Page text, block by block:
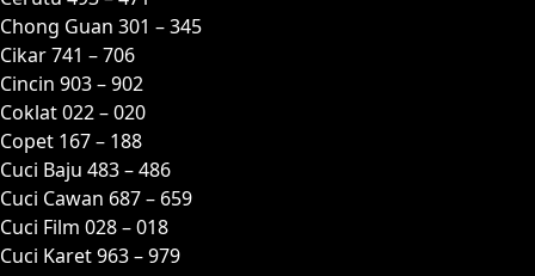
Chong Guan 301 – 345
Cikar 741 – 706
Cincin 903 – 902
Coklat 022 – 020
Copet 167 – 188
Cuci Baju 483 – 486
Cuci Cawan 687 – 659
Cuci Film 028 – 018
Cuci Karet 963 – 979